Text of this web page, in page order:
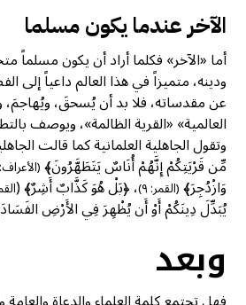
الآخر عندما يكون مسلما
أما «الآخر» فكلما أراد أن يكون مسلماً
ودينه، متميزاً في هذا العالم داعياً إلى
عن مقدساته، فلا بد أن يُسحقَ، ويُهاجمَ،
العالمية» «القرية الظالمة»، ويوصف
وتقول الجاهلية العلمانية كما قالت
مِّن قَرْيَتِكُمْ إِنَّهُمْ أُنَاسٌ يَتَطَهَّرُونَ﴾(الأعراف: ٨٢)
وَازْدُجِرَ﴾(القمر: ٩) ، ﴿بَلْ هُوَ كَذَّابٌ أَشِرٌ﴾ (
يُبَدِّلَ دِينَكُمْ أَوْ أَن يُظْهِرَ فِي الأَرْضِ
وبعد